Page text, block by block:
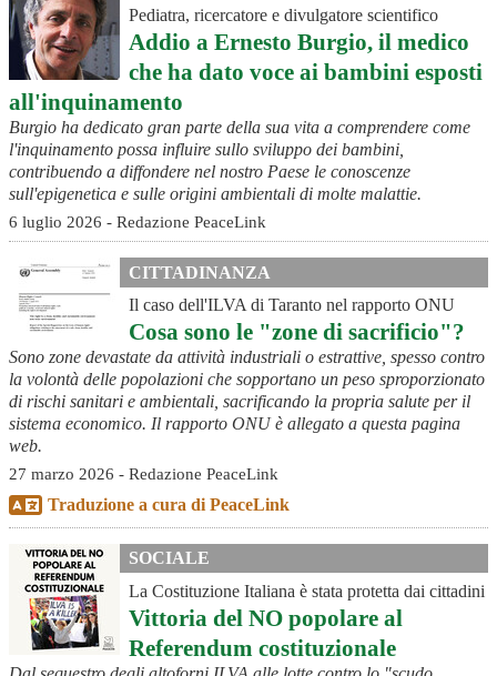
Pediatra, ricercatore e divulgatore scientifico
Addio a Ernesto Burgio, il medico
che ha dato voce ai bambini esposti
all'inquinamento
Burgio ha dedicato gran parte della sua vita a comprendere come
l'inquinamento possa influire sullo sviluppo dei bambini,
contribuendo a diffondere nel nostro Paese le conoscenze
sull'epigenetica e sulle origini ambientali di molte malattie.
6 luglio 2026 - Redazione PeaceLink
CITTADINANZA
Il caso dell'ILVA di Taranto nel rapporto ONU
Cosa sono le "zone di sacrificio"?
Sono zone devastate da attività industriali o estrattive, spesso contro
la volontà delle popolazioni che sopportano un peso sproporzionato
di rischi sanitari e ambientali, sacrificando la propria salute per il
sistema economico. Il rapporto ONU è allegato a questa pagina
web.
27 marzo 2026 - Redazione PeaceLink
Traduzione a cura di PeaceLink
SOCIALE
La Costituzione Italiana è stata protetta dai cittadini
Vittoria del NO popolare al
Referendum costituzionale